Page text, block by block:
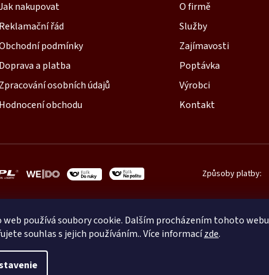
web používá soubory cookie. Dalším procházením tohoto webu
souhlas s jejich používáním.. Více informacízde.
nakupovat
Reklamační řád
podmínky
Doprava a platba
Zpracování osobních údajů
Hodnocení obchodu
O firmě
Služby
Zajímavosti
Poptávka
Výrobci
Kontakt
Způsoby platby: